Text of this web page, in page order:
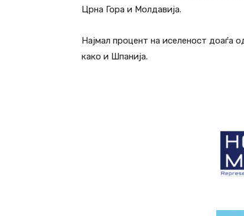
Црна Гора и Молдавија.
Најмал процент на иселеност доаѓа
како и Шпанија.